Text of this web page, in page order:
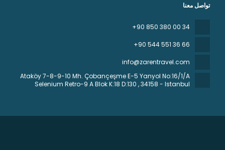
تواصل معنا
+90 850 380 00 34
+90 544 551 36 66
info@zarentravel.com
Ataköy 7-8-9-10 Mh. Çobançeşme E-5 Yanyol No:16/1/A
Selenium Retro-9 A Blok K:18 D:130 , 34158 - Istanbul